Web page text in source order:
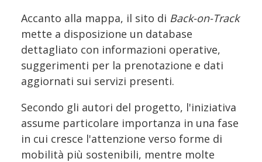
Accanto alla mappa, il sito di Back-on-Track
mette a disposizione un database
dettagliato con informazioni operative,
suggerimenti per la prenotazione e dati
aggiornati sui servizi presenti.
Secondo gli autori del progetto, l'iniziativa
assume particolare importanza in una fase
in cui cresce l'attenzione verso forme di
mobilità più sostenibili, mentre molte